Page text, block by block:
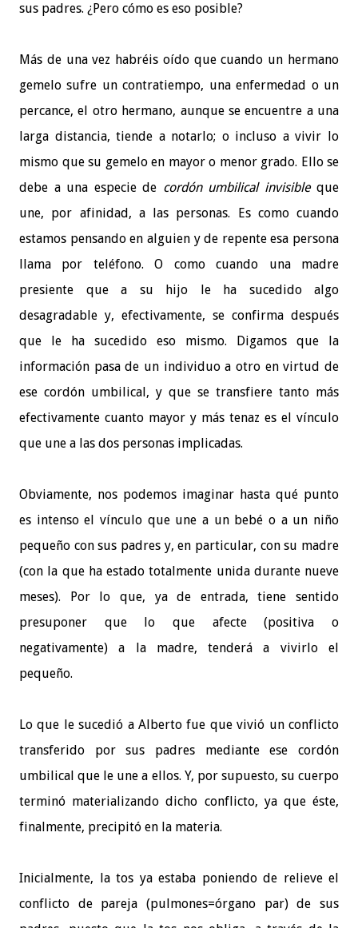
sus padres. ¿Pero cómo es eso posible?
Más de una vez habréis oído que cuando un hermano
gemelo sufre un contratiempo, una enfermedad o un
percance, el otro hermano, aunque se encuentre a una
larga distancia, tiende a notarlo; o incluso a vivir lo
mismo que su gemelo en mayor o menor grado. Ello se
debe a una especie de cordón umbilical invisibleque
une, por afinidad, a las personas. Es como cuando
estamos pensando en alguien y de repente esa persona
llama por teléfono. O como cuando una madre
presiente que a su hijo le ha sucedido algo
desagradable y, efectivamente, se confirma después
que le ha sucedido eso mismo. Digamos que la
información pasa de un individuo a otro en virtud de
ese cordón umbilical, y que se transfiere tanto más
efectivamente cuanto mayor y más tenaz es el vínculo
que une a las dos personas implicadas.
Obviamente, nos podemos imaginar hasta qué punto
es intenso el vínculo que une a un bebé o a un niño
pequeño con sus padres y, en particular, con su madre
(con la que ha estado totalmente unida durante nueve
meses). Por lo que, ya de entrada, tiene sentido
presuponer que lo que afecte (positiva o
negativamente) a la madre, tenderá a vivirlo el
pequeño.
Lo que le sucedió a Alberto fue que vivió un conflicto
transferido por sus padres mediante ese cordón
umbilical que le une a ellos. Y, por supuesto, su cuerpo
terminó materializando dicho conflicto, ya que éste,
finalmente, precipitó en la materia.
Inicialmente, la tos ya estaba poniendo de relieve el
conflicto de pareja (pulmones=órgano par) de sus